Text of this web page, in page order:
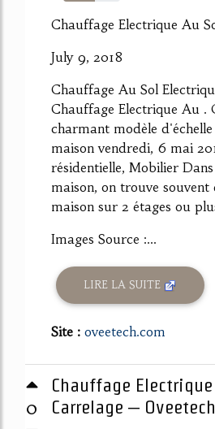
55%
Chauffage Electrique Au
July 9, 2018
Chauffage Au Sol
Chauffage Electrique Au .
charmant modèle
maison vendredi, 6 mai
résidentielle, Mobilier
maison, on trouve souvent
maison sur 2 étages ou
Images Source :...
LIRE LA SUITE
Site : oveetech.com
0
Chauffage
Carrelage –